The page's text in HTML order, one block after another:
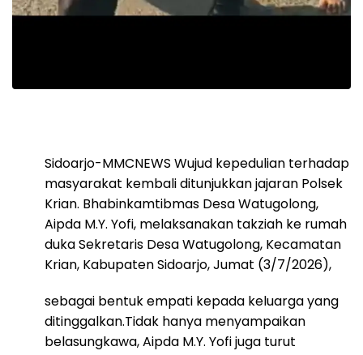
Sidoarjo-MMCNEWS Wujud kepedulian terhadap
masyarakat kembali ditunjukkan jajaran Polsek
Krian. Bhabinkamtibmas Desa Watugolong,
Aipda M.Y. Yofi, melaksanakan takziah ke rumah
duka Sekretaris Desa Watugolong, Kecamatan
Krian, Kabupaten Sidoarjo, Jumat (3/7/2026),
sebagai bentuk empati kepada keluarga yang
ditinggalkan.Tidak hanya menyampaikan
belasungkawa, Aipda M.Y. Yofi juga turut